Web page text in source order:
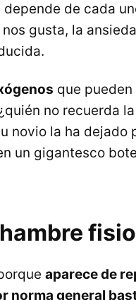
de cada
gusta, la
que
no recuerda
novio la ha dejado
un gigantesco
aparece de
norma general